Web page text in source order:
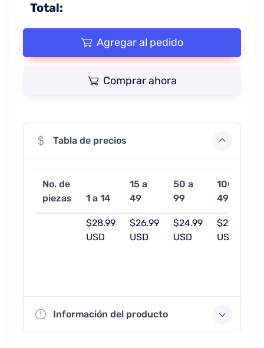
Total:
Agregar al pedido
Comprar ahora
Tabla de precios
No. de
piezas
1 a 14
15 a
49
50 a
99
100 a
499
$28.99
USD
$26.99
USD
$24.99
USD
$21.99
USD
Información del producto